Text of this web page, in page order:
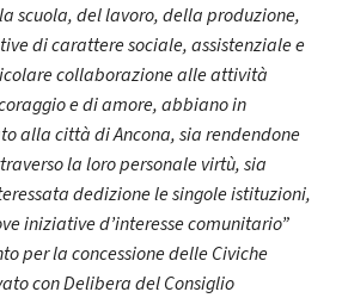
scuola, del lavoro, della produzione,
di carattere sociale, assistenziale e
collaborazione alle attività
e di amore, abbiano in
alla città di Ancona, sia rendendone
la loro personale virtù, sia
dedizione le singole istituzioni,
iniziative d’interesse comunitario”
per la concessione delle Civiche
con Delibera del Consiglio